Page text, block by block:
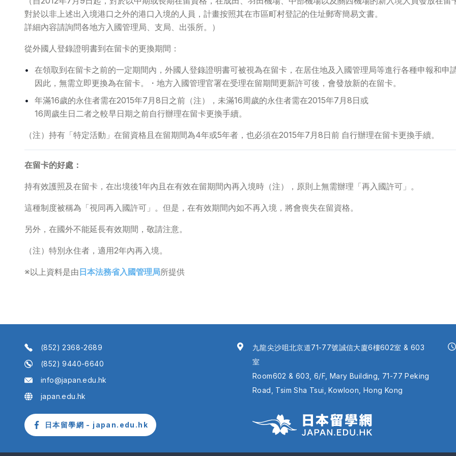
對於以非上述出入境港口之外的港口入境的人員，計畫按照其在市區町村登記的住址郵寄簡易文書。
詳細內容請詢問各地方入國管理局、支局、出張所。）
從外國人登錄證明書到在留卡的更換期間：
在領取到在留卡之前的一定期間內，外國人登錄證明書可被視為在留卡，在居住地及入國管理局等進行各種申報和申請
因此，無需立即更換為在留卡。・地方入國管理官署在受理在留期間更新許可後，會發放新的在留卡。
年滿16歲的永住者需在2015年7月8日之前（注），未滿16周歲的永住者需在2015年7月8日或
16周歲生日二者之較早日期之前自行辦理在留卡更換手續。
（注）持有「特定活動」在留資格且在留期間為4年或5年者，也必須在2015年7月8日前 自行辦理在留卡更換手續。
在留卡的好處：
持有效護照及在留卡，在出境後1年內且在有效在留期間內再入境時（注），原則上無需辦理「再入國許可」。
這種制度被稱為「視同再入國許可」。但是，在有效期間內如不再入境，將會喪失在留資格。
另外，在國外不能延長有效期間，敬請注意。
（注）特別永住者，適用2年內再入境。
※以上資料是由日本法務省入國管理局所提供
(852) 2368-2689
(852) 9440-6640
info@japan.edu.hk
japan.edu.hk
日本留學網 - japan.edu.hk
九龍尖沙咀北京道71-77號誠信大廈6樓602室 & 603
室
Room602 & 603, 6/F, Mary Building, 71-77 Peking
Road, Tsim Sha Tsui, Kowloon, Hong Kong